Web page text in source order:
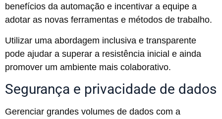
benefícios da automação e incentivar a equipe a
adotar as novas ferramentas e métodos de trabalho.
Utilizar uma abordagem inclusiva e transparente
pode ajudar a superar a resistência inicial e ainda
promover um ambiente mais colaborativo.
Segurança e privacidade de dados
Gerenciar grandes volumes de dados com a